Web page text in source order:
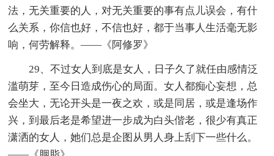
法，无关重要的人，对无关重要的事有点儿误会，有什
么关系，你信也好，不信也好，都于当事人生活毫无影
响，何劳解释。——《阿修罗》
29、不过女人到底是女人，日子久了就任由感情泛
滥萌芽，至今日造成伤心的局面。女人都痴心妄想，总
会坐大，无论开头是一夜之欢，或是同居，或是逢场作
兴，到最后老是希望进一步成为白头偕老，很少有真正
潇洒的女人，她们总是企图从男人身上刮下一些什么。